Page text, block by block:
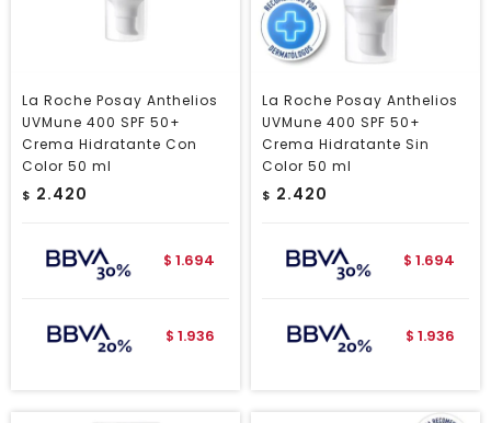
La Roche Posay Anthelios
UVMune 400 SPF 50+
Crema Hidratante Con
Color 50 ml
$ 2.420
$ 1.694
$ 1.936
La Roche Posay Anthelios
UVMune 400 SPF 50+
Crema Hidratante Sin
Color 50 ml
$ 2.420
$ 1.694
$ 1.936